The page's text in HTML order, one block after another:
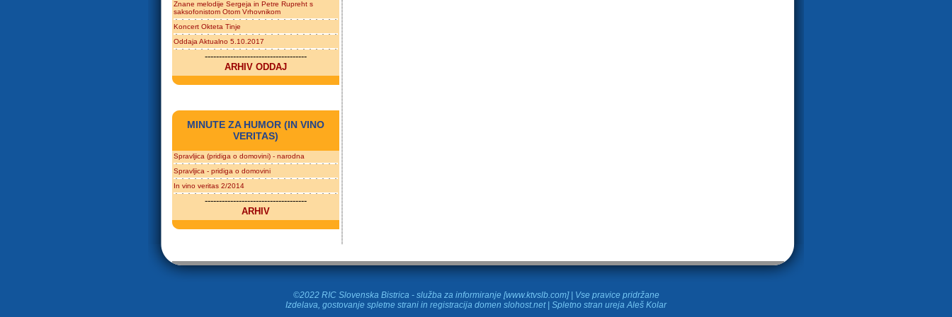
Znane melodije Sergeja in Petre Rupreht s
saksofonistom Otom Vrhovnikom
Koncert Okteta Tinje
Oddaja Aktualno 5.10.2017
------------------------------------
ARHIV ODDAJ
MINUTE ZA HUMOR (IN VINO
VERITAS)
Spravljica (pridiga o domovini) - narodna
Spravljica - pridiga o domovini
In vino veritas 2/2014
------------------------------------
ARHIV
©2022 RIC Slovenska Bistrica - služba za informiranje [www.ktvslb.com] | Vse pravice pridržane
Izdelava, gostovanje spletne strani in registracija domen slohost.net | Spletno stran ureja Aleš Kolar